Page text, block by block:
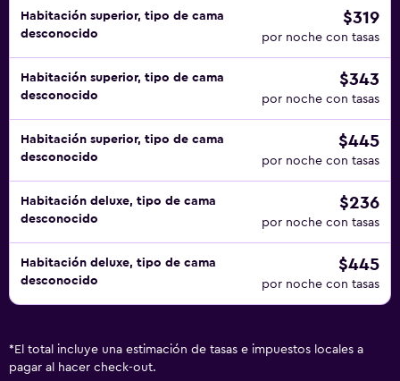
Habitación superior, tipo de cama
desconocido
$319
por noche con tasas
Habitación superior, tipo de cama
desconocido
$343
por noche con tasas
Habitación superior, tipo de cama
desconocido
$445
por noche con tasas
Habitación deluxe, tipo de cama
desconocido
$236
por noche con tasas
Habitación deluxe, tipo de cama
desconocido
$445
por noche con tasas
* El total incluye una estimación de tasas e impuestos locales a
pagar al hacer check-out.